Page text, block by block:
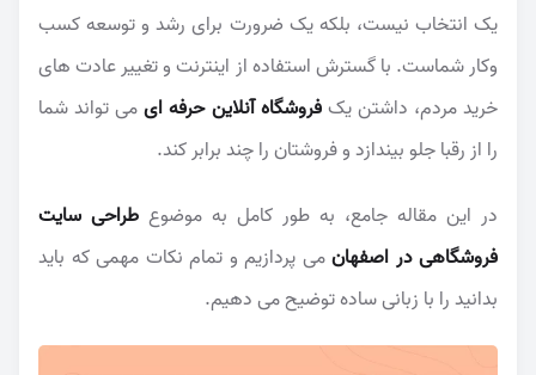
یک انتخاب نیست، بلکه یک ضرورت برای رشد و توسعه کسب
وکار شماست. با گسترش استفاده از اینترنت و تغییر عادت های
خرید مردم، داشتن یکفروشگاه آنلاین حرفه ایمی تواند شما
را از رقبا جلو بیندازد و فروشتان را چند برابر کند.
در این مقاله جامع، به طور کامل به موضوع طراحی سایت
فروشگاهی در اصفهانمی پردازیم و تمام نکات مهمی که باید
بدانید را با زبانی ساده توضیح می دهیم.